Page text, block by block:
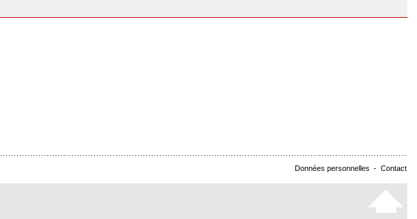
Données personnelles - Contact